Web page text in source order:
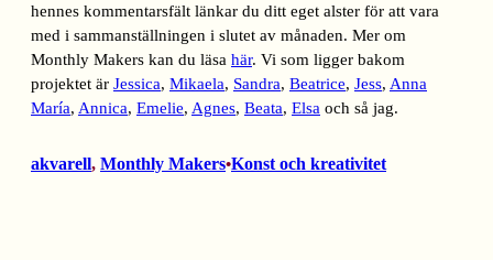
hennes kommentarsfält länkar du ditt eget alster för att vara
med i sammanställningen i slutet av månaden. Mer om
Monthly Makers kan du läsa här. Vi som ligger bakom
projektet är Jessica, Mikaela, Sandra, Beatrice, Jess, Anna
María, Annica, Emelie, Agnes, Beata, Elsa och så jag.
akvarell, Monthly Makers•Konst och kreativitet